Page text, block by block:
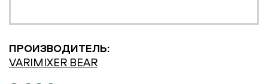
ПРОИЗВОДИТЕЛЬ:
VARIMIXER BEAR